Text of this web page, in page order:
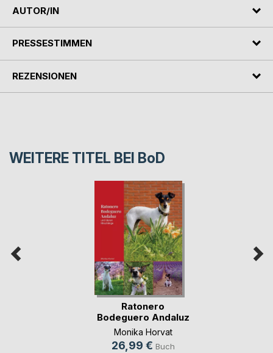
AUTOR/IN
PRESSESTIMMEN
REZENSIONEN
WEITERE TITEL BEI BoD
Ratonero
Bodeguero Andaluz
Monika Horvat
26,99 € Buch